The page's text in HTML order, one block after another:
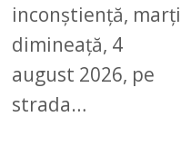
inconștiență, marți
dimineață, 4
august 2026, pe
strada…